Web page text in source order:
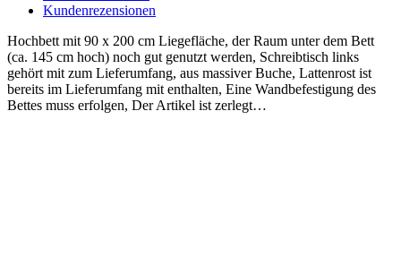
Kundenrezensionen
Hochbett mit 90 x 200 cm Liegefläche, der Raum unter dem Bett
(ca. 145 cm hoch) noch gut genutzt werden, Schreibtisch links
gehört mit zum Lieferumfang, aus massiver Buche, Lattenrost ist
bereits im Lieferumfang mit enthalten, Eine Wandbefestigung des
Bettes muss erfolgen, Der Artikel ist zerlegt…